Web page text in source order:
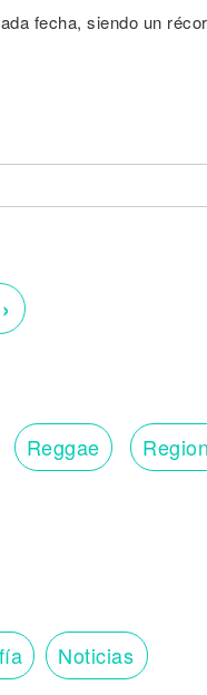
fecha, siendo un
›
Reggae
Noticias